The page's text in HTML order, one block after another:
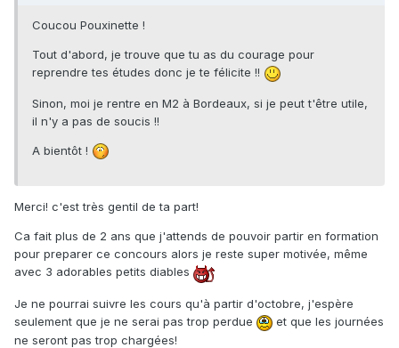
Coucou Pouxinette !
Tout d'abord, je trouve que tu as du courage pour
reprendre tes études donc je te félicite !!
Sinon, moi je rentre en M2 à Bordeaux, si je peut t'être utile,
il n'y a pas de soucis !!
A bientôt !
Merci! c'est très gentil de ta part!
Ca fait plus de 2 ans que j'attends de pouvoir partir en formation
pour preparer ce concours alors je reste super motivée, même
avec 3 adorables petits diables
Je ne pourrai suivre les cours qu'à partir d'octobre, j'espère
seulement que je ne serai pas trop perdue
et que les journées
ne seront pas trop chargées!